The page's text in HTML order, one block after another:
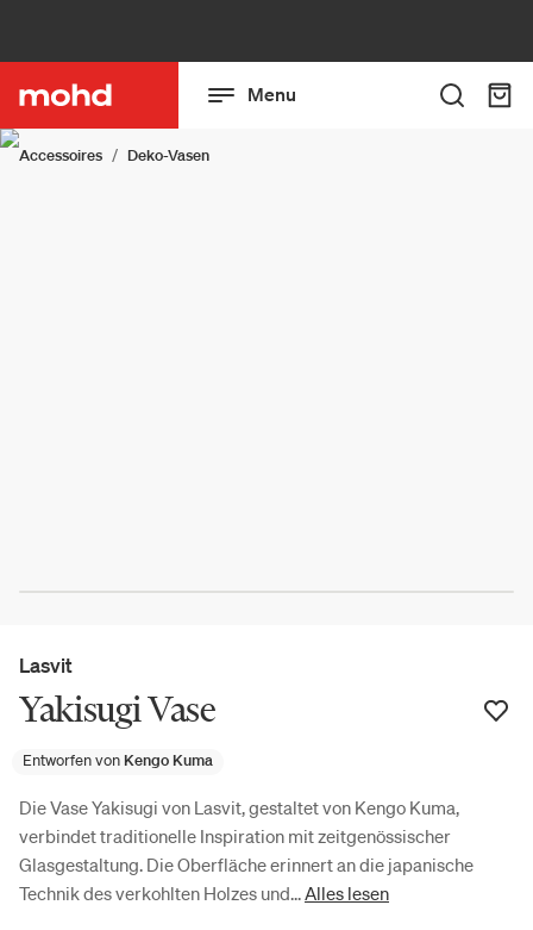
Menu
Accessoires Deko-Vasen
Lasvit
Yakisugi Vase
Entworfen von Kengo Kuma
Die Vase Yakisugi von Lasvit, gestaltet von Kengo Kuma,
verbindet traditionelle Inspiration mit zeitgenössischer
Glasgestaltung. Die Oberfläche erinnert an die japanische
Technik des verkohlten Holzes und...Alles lesen